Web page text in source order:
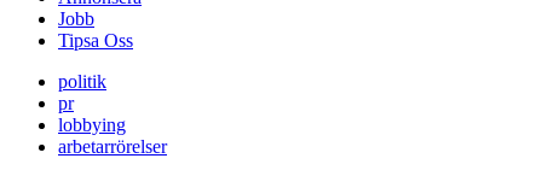
Jobb
Tipsa Oss
politik
pr
lobbying
arbetarrörelser